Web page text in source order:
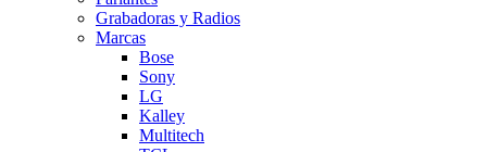
Grabadoras y Radios
Marcas
Bose
Sony
LG
Kalley
Multitech